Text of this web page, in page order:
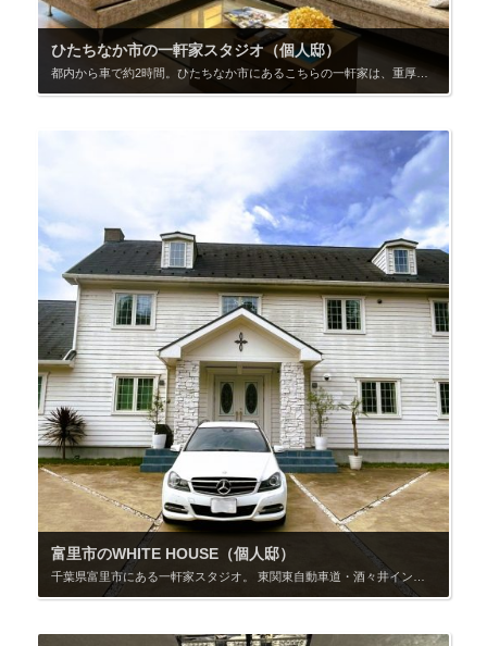
ひたちなか市の一軒家スタジオ（個人邸）
富里市のWHITE HOUSE（個人邸）